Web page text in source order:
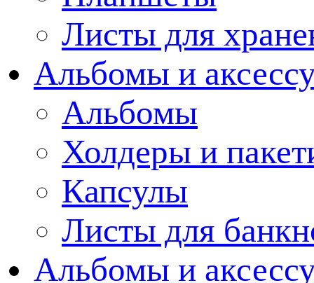
Листы для
Альбомы и
Альбомы
Холдеры и
Капсулы
Листы для
Альбомы и